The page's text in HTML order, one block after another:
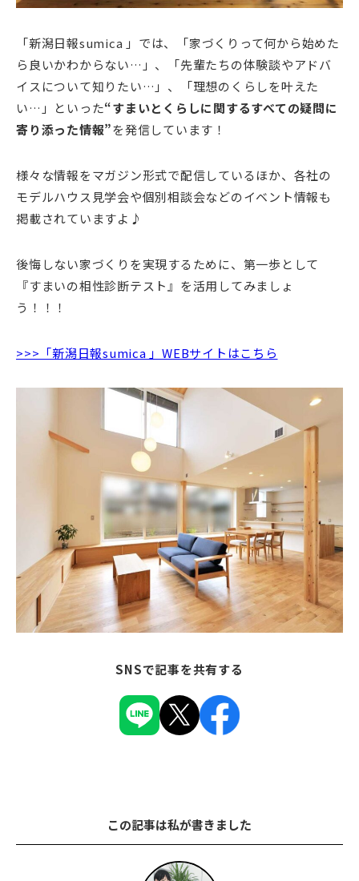
「新潟日報sumica 」では、「家づくりって何から始めた
ら良いかわからない…」、「先輩たちの体験談やアドバ
イスについて知りたい…」、「理想のくらしを叶えた
い…」といった“すまいとくらしに関するすべての疑問に
寄り添った情報”を発信しています！
様々な情報をマガジン形式で配信しているほか、各社の
モデルハウス見学会や個別相談会などのイベント情報も
掲載されていますよ♪
後悔しない家づくりを実現するために、第一歩として
『すまいの相性診断テスト』を活用してみましょ
う！！！
>>>「新潟日報sumica 」WEBサイトはこちら
SNSで記事を共有する
この記事は私が書きました